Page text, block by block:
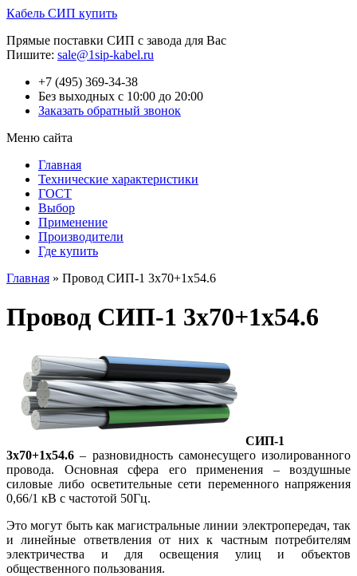
Кабель СИП купить
Прямые поставки СИП с завода для Вас
Пишите: sale@1sip-kabel.ru
+7 (495) 369-34-38
Без выходных с 10:00 до 20:00
Заказать обратный звонок
Меню сайта
Главная
Технические характеристики
ГОСТ
Выбор
Применение
Производители
Где купить
Главная » Провод СИП-1 3х70+1х54.6
Провод СИП-1 3х70+1х54.6
СИП-1
3х70+1х54.6 – разновидность самонесущего изолированного
провода. Основная сфера его применения – воздушные
силовые либо осветительные сети переменного напряжения
0,66/1 кВ с частотой 50Гц.
Это могут быть как магистральные линии электропередач, так
и линейные ответвления от них к частным потребителям
электричества и для освещения улиц и объектов
общественного пользования.